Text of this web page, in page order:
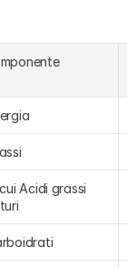
Acidi grassi